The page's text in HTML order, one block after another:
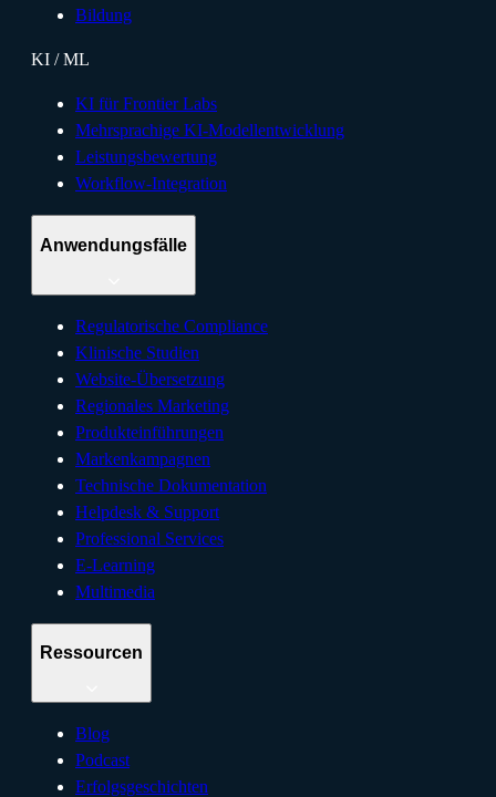
Bildung
KI / ML
KI für Frontier Labs
Mehrsprachige KI-Modellentwicklung
Leistungsbewertung
Workflow-Integration
Anwendungsfälle
Regulatorische Compliance
Klinische Studien
Website-Übersetzung
Regionales Marketing
Produkteinführungen
Markenkampagnen
Technische Dokumentation
Helpdesk & Support
Professional Services
E-Learning
Multimedia
Ressourcen
Blog
Podcast
Erfolgsgeschichten